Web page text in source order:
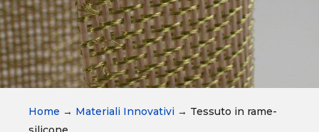
Home → Materiali Innovativi → Tessuto in rame-